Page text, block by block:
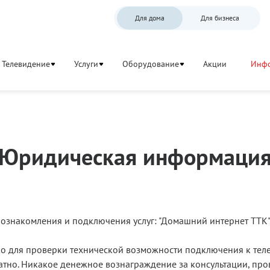
Для дома Для бизнеса
Телевидение Услуги Оборудование Акции
и подключения услуг: "Домашний интернет
для проверки технической возможности подключения к
Никакое денежное вознаграждение за консультации,